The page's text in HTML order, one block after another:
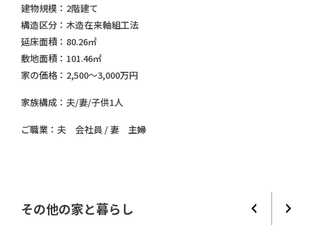
建物規模： 2階建て
構造区分： 木造在来軸組工法
延床面積： 80.26㎡
敷地面積： 101.46㎡
家の価格： 2,500～3,000万円
家族構成： 夫/妻/子供1人
ご職業： 夫 会社員 / 妻 主婦
その他の家と暮らし